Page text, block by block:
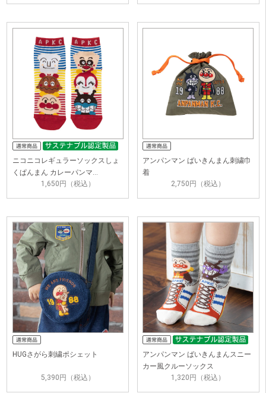
ニコニコレギュラーソックスしょ
くぱんまん カレーパンマ…
1,650円（税込）
アンパンマン ばいきんまん刺繍巾
着
2,750円（税込）
HUGさがら刺繍ポシェット
5,390円（税込）
アンパンマン ばいきんまんスニー
カー風クルーソックス
1,320円（税込）